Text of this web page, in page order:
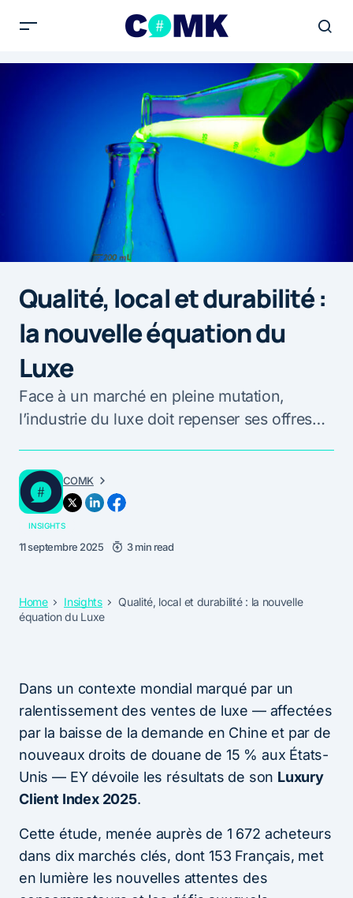
Qualité, local et durabilité :
la nouvelle équation du
Luxe
Face à un marché en pleine mutation,
l’industrie du luxe doit repenser ses offres…
COMK
INSIGHTS
11 septembre 2025 3 min read
Home Insights
Qualité, local et durabilité : la nouvelle
équation du Luxe
Dans un contexte mondial marqué par un
ralentissement des ventes de luxe — affectées
par la baisse de la demande en Chine et par de
nouveaux droits de douane de 15 % aux États-
Unis — EY dévoile les résultats de son Luxury
Client Index 2025.
Cette étude, menée auprès de 1 672 acheteurs
dans dix marchés clés, dont 153 Français, met
en lumière les nouvelles attentes des